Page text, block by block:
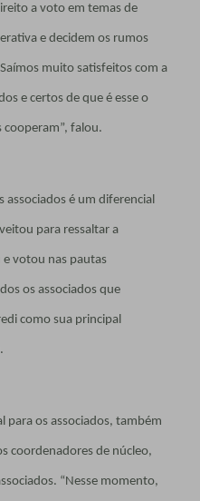
a voto em temas de
e decidem os rumos
muito satisfeitos com a
e certos de que é esse o
falou.
associados é um diferencial
para ressaltar a
votou nas pautas
os associados que
como sua principal
para os associados, também
coordenadores de núcleo,
“Nesse momento,